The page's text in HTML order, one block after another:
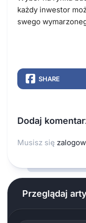
każdy inwestor
swego
SHARE
Dodaj
Musisz się
Przeglądaj